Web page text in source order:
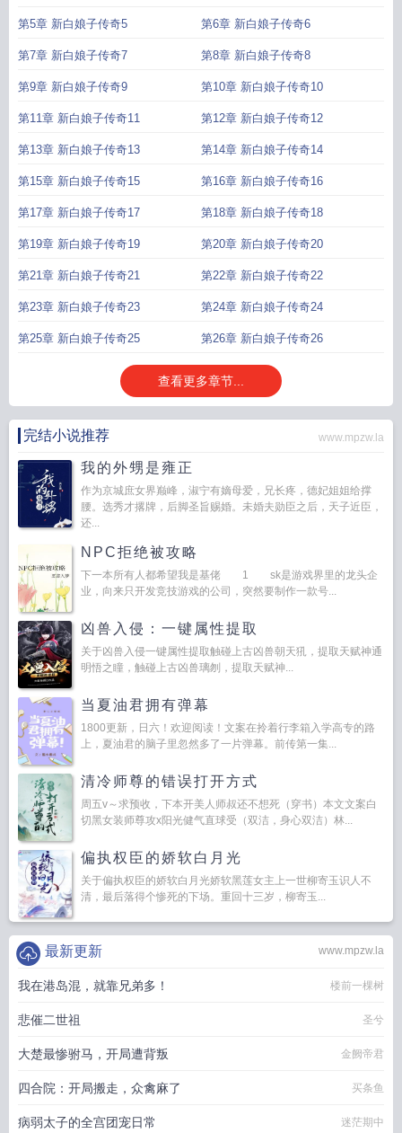
第5章 新白娘子传奇5 第6章 新白娘子传奇6
第7章 新白娘子传奇7 第8章 新白娘子传奇8
第9章 新白娘子传奇9 第10章 新白娘子传奇10
第11章 新白娘子传奇11 第12章 新白娘子传奇12
第13章 新白娘子传奇13 第14章 新白娘子传奇14
第15章 新白娘子传奇15 第16章 新白娘子传奇16
第17章 新白娘子传奇17 第18章 新白娘子传奇18
第19章 新白娘子传奇19 第20章 新白娘子传奇20
第21章 新白娘子传奇21 第22章 新白娘子传奇22
第23章 新白娘子传奇23 第24章 新白娘子传奇24
第25章 新白娘子传奇25 第26章 新白娘子传奇26
查看更多章节...
完结小说推荐 www.mpzw.la
我的外甥是雍正
作为京城庶女界巅峰，淑宁有嫡母爱，兄长疼，德妃姐姐给撑
腰。选秀才撂牌，后脚圣旨赐婚。未婚夫勋臣之后，天子近臣，
还...
NPC拒绝被攻略
下一本所有人都希望我是基佬 1 sk是游戏界里的龙头企
业，向来只开发竞技游戏的公司，突然要制作一款号...
凶兽入侵：一键属性提取
关于凶兽入侵一键属性提取触碰上古凶兽朝天犼，提取天赋神通
明悟之瞳，触碰上古凶兽璃刎，提取天赋神...
当夏油君拥有弹幕
1800更新，日六！欢迎阅读！文案在拎着行李箱入学高专的路
上，夏油君的脑子里忽然多了一片弹幕。前传第一集...
清冷师尊的错误打开方式
周五v～求预收，下本开美人师叔还不想死（穿书）本文文案白
切黑女装师尊攻x阳光健气直球受（双洁，身心双洁）林...
偏执权臣的娇软白月光
关于偏执权臣的娇软白月光娇软黑莲女主上一世柳寄玉识人不
清，最后落得个惨死的下场。重回十三岁，柳寄玉...
www.mpzw.la
最新更新
我在港岛混，就靠兄弟多！ 楼前一棵树
悲催二世祖 圣兮
大楚最惨驸马，开局遭背叛 金阙帝君
四合院：开局搬走，众禽麻了 买条鱼
病弱太子的全宫团宠日常 迷茫期中